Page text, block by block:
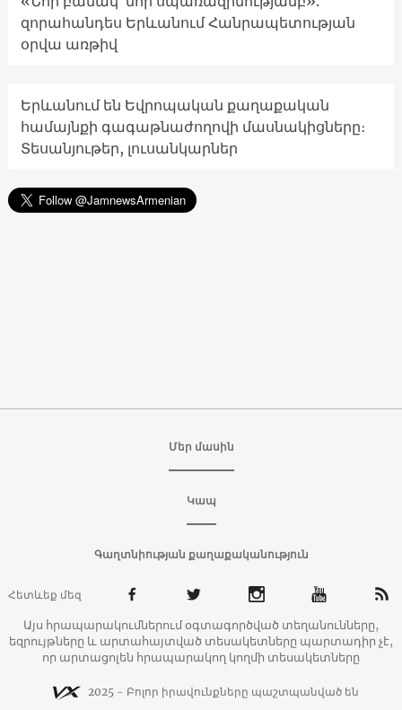
զորահանդես Երևանում Հանրապետության
օրվա առթիվ
Երևանում են Եվրոպական քաղաքական
համայնքի գագաթնաժողովի մասնակիցները։
Տեսանյութեր, լուսանկարներ
Մեր մասին
Կապ
Գաղտնիության քաղաքականություն
Հետևեք մեզ
Այս հրապարակումներում օգտագործված տեղանունները,
եզրույթները և արտահայտված տեսակետները պարտադիր չէ,
որ արտացոլեն հրապարակող կողմի տեսակետները
2025 - Բոլոր իրավունքները պաշտպանված են